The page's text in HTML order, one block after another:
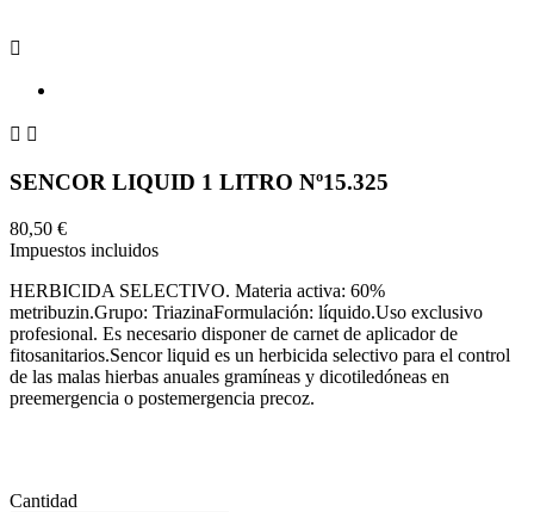

 
SENCOR LIQUID 1 LITRO Nº15.325
80,50 €
Impuestos incluidos
HERBICIDA SELECTIVO. Materia activa: 60%
metribuzin.Grupo: TriazinaFormulación: líquido.Uso exclusivo
profesional. Es necesario disponer de carnet de aplicador de
fitosanitarios.Sencor liquid es un herbicida selectivo para el control
de las malas hierbas anuales gramíneas y dicotiledóneas en
preemergencia o postemergencia precoz.
Cantidad